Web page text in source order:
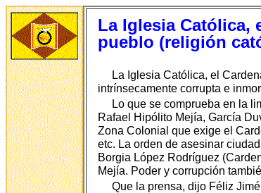
La Iglesia Católica,
pueblo (religión
La Iglesia Católica, el
intrínsecamente corrupta e
Lo que se comprueba en la
Rafael Hipólito Mejía, García
Zona Colonial que exige el
etc. La orden de asesinar
Borgia López Rodríguez
Mejía. Poder y corrupción
Que la prensa, dijo Féliz